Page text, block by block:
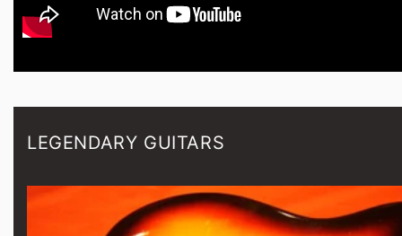
LEGENDARY GUITARS